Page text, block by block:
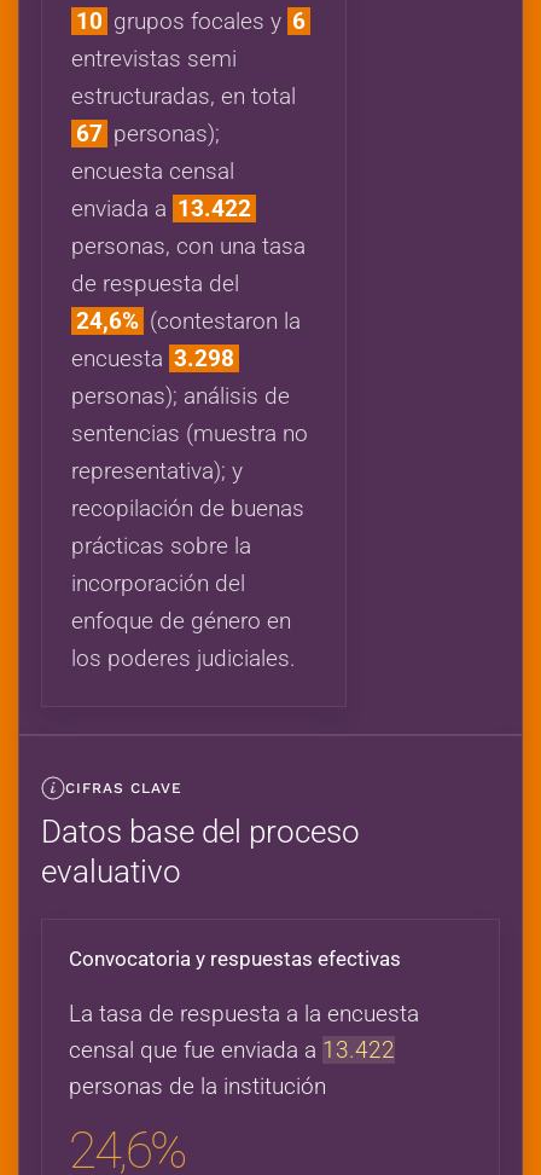
10 grupos focales y 6
entrevistas semi
estructuradas, en total
67 personas);
encuesta censal
enviada a 13.422
personas, con una tasa
de respuesta del
24,6% (contestaron la
encuesta 3.298
personas); análisis de
sentencias (muestra no
representativa); y
recopilación de buenas
prácticas sobre la
incorporación del
enfoque de género en
los poderes judiciales.
CIFRAS CLAVE
Datos base del proceso
evaluativo
Convocatoria y respuestas efectivas
La tasa de respuesta a la encuesta
censal que fue enviada a 13.422
personas de la institución
24,6%